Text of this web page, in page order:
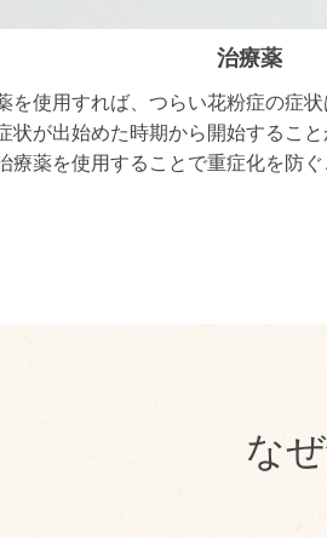
治療薬
を使用すれば、つらい花粉症の症状
状が出始めた時期から開始するこ
療薬を使用することで重症化を防ぐ
なぜ